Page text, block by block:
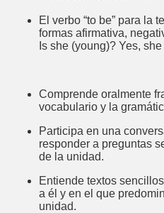
El verbo “to be” para la
formas afirmativa,
Is she (young)? Yes, she
Comprende oralmente
vocabulario y la
Participa en una
responder a preguntas
de la unidad.
Entiende textos
a él y en el que
unidad.